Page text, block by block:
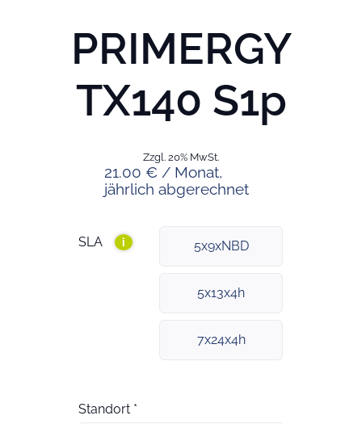
PRIMERGY
TX140 S1p
21.00 € / Monat,
jährlich abgerechnet
Zzgl. 20% MwSt.
SLA i 5x9xNBD
5x13x4h
7x24x4h
Standort *